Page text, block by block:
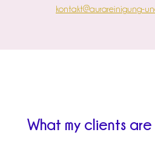
kontakt@aurareinigung-
What my clients are